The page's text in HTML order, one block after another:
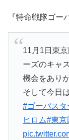
『特命戦隊ゴー
11月1日東
ーズのキャ
機会をあり
そして今日
#ゴーバスタ
ヒロム#東京